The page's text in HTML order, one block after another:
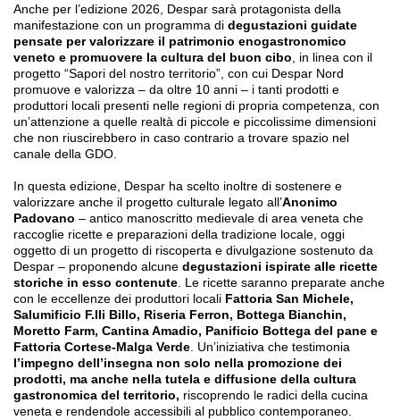
Anche per l’edizione 2026, Despar sarà protagonista della
manifestazione con un programma di degustazioni guidate
pensate per valorizzare il patrimonio enogastronomico
veneto e promuovere la cultura del buon cibo, in linea con il
progetto “Sapori del nostro territorio”, con cui Despar Nord
promuove e valorizza – da oltre 10 anni – i tanti prodotti e
produttori locali presenti nelle regioni di propria competenza, con
un’attenzione a quelle realtà di piccole e piccolissime dimensioni
che non riuscirebbero in caso contrario a trovare spazio nel
canale della GDO.
In questa edizione, Despar ha scelto inoltre di sostenere e
valorizzare anche il progetto culturale legato all’Anonimo
Padovano – antico manoscritto medievale di area veneta che
raccoglie ricette e preparazioni della tradizione locale, oggi
oggetto di un progetto di riscoperta e divulgazione sostenuto da
Despar – proponendo alcune degustazioni ispirate alle ricette
storiche in esso contenute. Le ricette saranno preparate anche
con le eccellenze dei produttori locali Fattoria San Michele,
Salumificio F.lli Billo, Riseria Ferron, Bottega Bianchin,
Moretto Farm, Cantina Amadio, Panificio Bottega del pane e
Fattoria Cortese-Malga Verde. Un’iniziativa che testimonia
l’impegno dell’insegna non solo nella promozione dei
prodotti, ma anche nella tutela e diffusione della cultura
gastronomica del territorio, riscoprendo le radici della cucina
veneta e rendendole accessibili al pubblico contemporaneo.